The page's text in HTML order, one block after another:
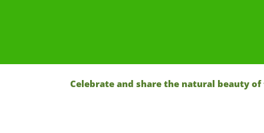
Celebrate and share the natural beauty of